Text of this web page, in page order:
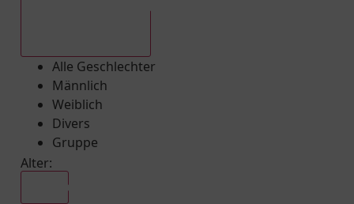
Alle Geschlechter
Männlich
Weiblich
Divers
Gruppe
Alter: